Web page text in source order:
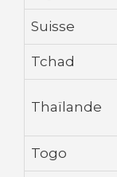
Suisse
Tchad
Thaïlande
Togo